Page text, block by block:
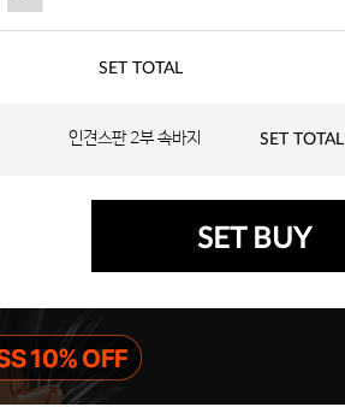
SET TOTAL
인견스판 2부 속바지 SET TOTAL
SET BUY